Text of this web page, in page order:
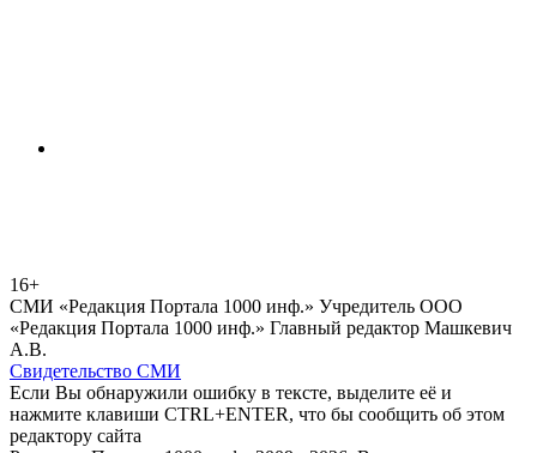
16+
СМИ «Редакция Портала 1000 инф.» Учредитель ООО
«Редакция Портала 1000 инф.» Главный редактор Машкевич
А.В.
Свидетельство СМИ
Если Вы обнаружили ошибку в тексте, выделите её и
нажмите клавиши CTRL+ENTER, что бы сообщить об этом
редактору сайта